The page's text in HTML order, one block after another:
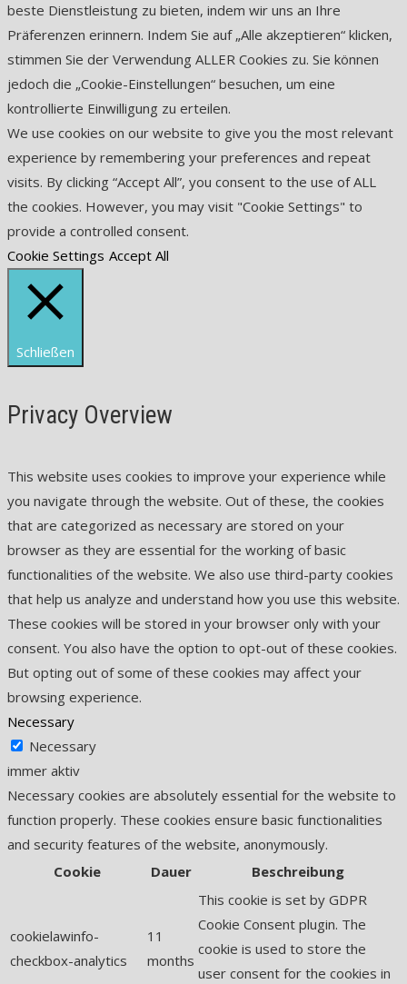
beste Dienstleistung zu bieten, indem wir uns an Ihre
Präferenzen erinnern. Indem Sie auf „Alle akzeptieren“ klicken,
stimmen Sie der Verwendung ALLER Cookies zu. Sie können
jedoch die „Cookie-Einstellungen“ besuchen, um eine
kontrollierte Einwilligung zu erteilen.
We use cookies on our website to give you the most relevant
experience by remembering your preferences and repeat
visits. By clicking “Accept All”, you consent to the use of ALL
the cookies. However, you may visit "Cookie Settings" to
provide a controlled consent.
Cookie Settings Accept All
Schließen
Privacy Overview
This website uses cookies to improve your experience while
you navigate through the website. Out of these, the cookies
that are categorized as necessary are stored on your
browser as they are essential for the working of basic
functionalities of the website. We also use third-party cookies
that help us analyze and understand how you use this website.
These cookies will be stored in your browser only with your
consent. You also have the option to opt-out of these cookies.
But opting out of some of these cookies may affect your
browsing experience.
Necessary
Necessary
immer aktiv
Necessary cookies are absolutely essential for the website to
function properly. These cookies ensure basic functionalities
and security features of the website, anonymously.
Cookie
Dauer Beschreibung
cookielawinfo-
checkbox-analytics
11
months
This cookie is set by GDPR
Cookie Consent plugin. The
cookie is used to store the
user consent for the cookies in